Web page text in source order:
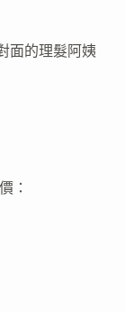
面的理髮阿姨
：